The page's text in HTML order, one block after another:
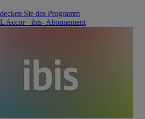
Sie das Programm
Accor+ ibis- Abonnement